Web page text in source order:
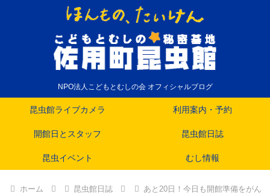
NPO法人こどもとむしの会 オフィシャルブログ
昆虫館ライブカメラ 利用案内・予約
開館日とスタッフ 昆虫館日誌
昆虫イベント むし情報
ホーム 昆虫館日誌
あと20日！今日も開館準備をがん